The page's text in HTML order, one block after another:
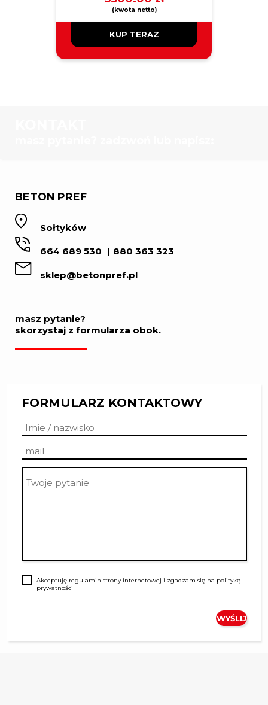
KUP TERAZ
BETON PREF
Sołtyków
664 689 530 880 363 323
sklep@betonpref.pl
masz pytanie?
skorzystaj z formularza obok.
FORMULARZ KONTAKTOWY
Akceptuję regulamin strony internetowej i zgadzam się na politykę
prywatności